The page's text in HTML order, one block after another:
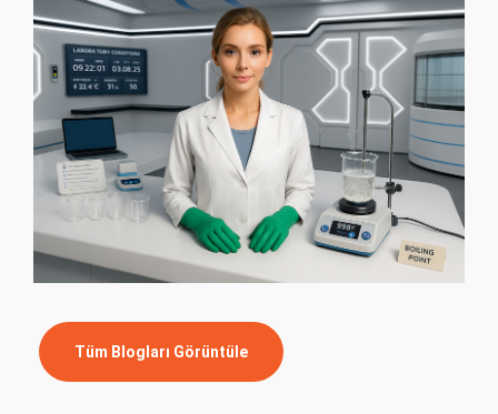
Tüm Blogları Görüntüle